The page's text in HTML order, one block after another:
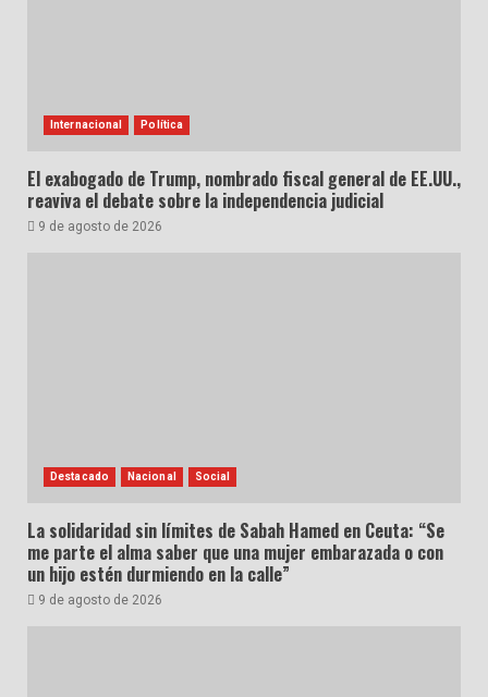
Internacional Política
El exabogado de Trump, nombrado fiscal general de EE.UU.,
reaviva el debate sobre la independencia judicial
9 de agosto de 2026
Destacado Nacional Social
La solidaridad sin límites de Sabah Hamed en Ceuta: “Se
me parte el alma saber que una mujer embarazada o con
un hijo estén durmiendo en la calle”
9 de agosto de 2026